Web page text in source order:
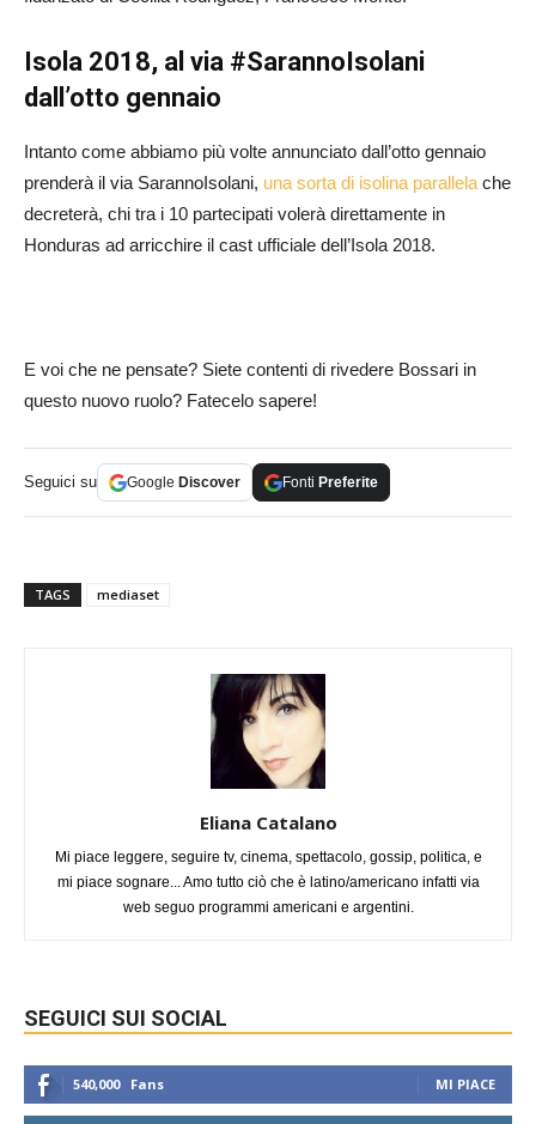
Isola 2018, al via #SarannoIsolani
dall’otto gennaio
Intanto come abbiamo più volte annunciato dall’otto gennaio
prenderà il via SarannoIsolani, una sorta di isolina parallela che
decreterà, chi tra i 10 partecipati volerà direttamente in
Honduras ad arricchire il cast ufficiale dell’Isola 2018.
E voi che ne pensate? Siete contenti di rivedere Bossari in
questo nuovo ruolo? Fatecelo sapere!
Seguici su Google Discover Fonti Preferite
TAGS mediaset
Eliana Catalano
Mi piace leggere, seguire tv, cinema, spettacolo, gossip, politica, e
mi piace sognare... Amo tutto ciò che è latino/americano infatti via
web seguo programmi americani e argentini.
SEGUICI SUI SOCIAL
540,000 Fans MI PIACE